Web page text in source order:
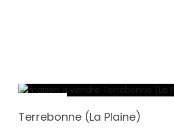
Terrebonne (La Plaine)